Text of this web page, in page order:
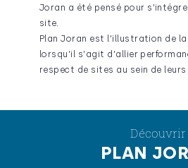
Joran a été pensé pour
site.
Plan Joran est l'illustration de la
lorsqu'il s'agit d'allier
respect de sites au sein de leurs
Découvrir
PLAN